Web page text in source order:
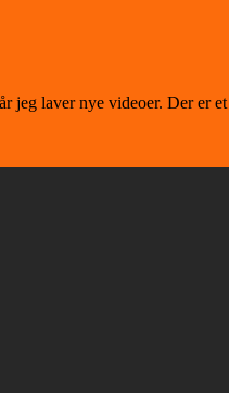
jeg laver nye videoer. Der er